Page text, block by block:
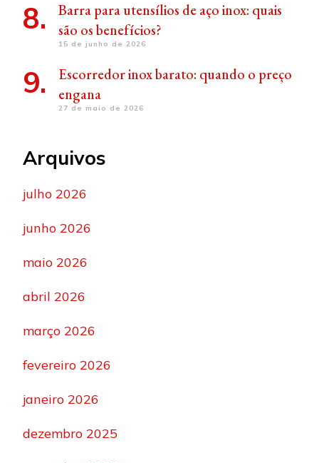
Barra para utensílios de aço inox: quais
são os benefícios?
15 de junho de 2026
Escorredor inox barato: quando o preço
engana
27 de maio de 2026
Arquivos
julho 2026
junho 2026
maio 2026
abril 2026
março 2026
fevereiro 2026
janeiro 2026
dezembro 2025